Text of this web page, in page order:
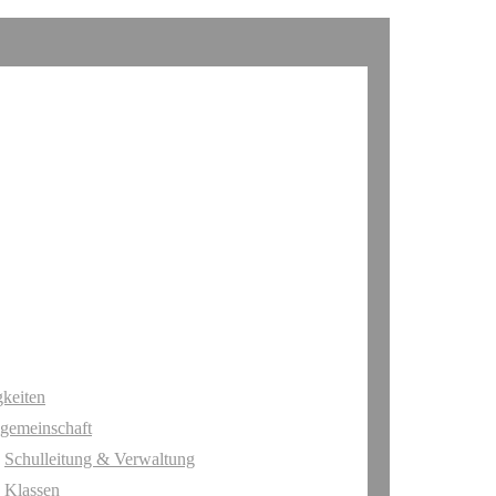
Schulleitung & Verwaltung
Klassen